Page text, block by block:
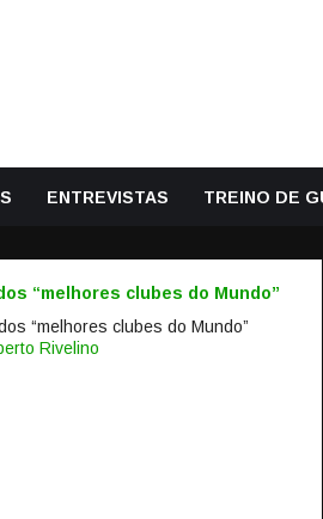
ENTREVISTAS TREINO DE
“melhores clubes do Mundo”
Rivelino